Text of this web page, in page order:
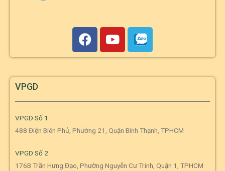
VPGD
VPGD Số 1
488 Điện Biên Phủ, Phường 21, Quận Bình Thạnh, TPHCM
VPGD Số 2
176B Trần Hưng Đạo, Phường Nguyễn Cư Trinh, Quận 1, TPHCM